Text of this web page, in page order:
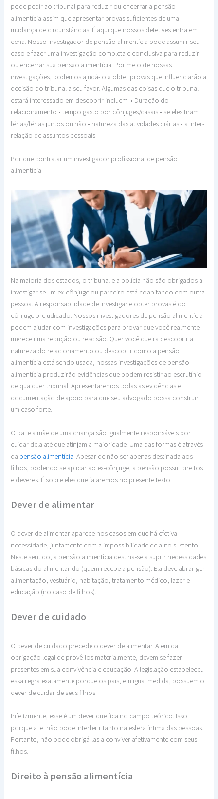
pode pedir ao tribunal para reduzir ou encerrar a pensão
alimentícia assim que apresentar provas suficientes de uma
mudança de circunstâncias. É aqui que nossos detetives entra em
cena. Nosso investigador de pensão alimentícia pode assumir seu
caso e fazer uma investigação completa e conclusiva para reduzir
ou encerrar sua pensão alimentícia. Por meio de nossas
investigações, podemos ajudá-lo a obter provas que influenciarão a
decisão do tribunal a seu favor. Algumas das coisas que o tribunal
estará interessado em descobrir incluem: • Duração do
relacionamento • tempo gasto por cônjuges/casais • se eles tiram
férias/férias juntos ou não • natureza das atividades diárias • a inter-
relação de assuntos pessoais
Por que contratar um investigador profissional de pensão
alimentícia
Na maioria dos estados, o tribunal e a polícia não são obrigados a
investigar se um ex-cônjuge ou parceiro está coabitando com outra
pessoa. A responsabilidade de investigar e obter provas é do
cônjuge prejudicado. Nossos investigadores de pensão alimentícia
podem ajudar com investigações para provar que você realmente
merece uma redução ou rescisão. Quer você queira descobrir a
natureza do relacionamento ou descobrir como a pensão
alimentícia está sendo usada, nossas investigações de pensão
alimentícia produzirão evidências que podem resistir ao escrutínio
de qualquer tribunal. Apresentaremos todas as evidências e
documentação de apoio para que seu advogado possa construir
um caso forte.
O pai e a mãe de uma criança são igualmente responsáveis por
cuidar dela até que atinjam a maioridade. Uma das formas é através
da pensão alimentícia . Apesar de não ser apenas destinada aos
filhos, podendo se aplicar ao ex-cônjuge, a pensão possui direitos
e deveres. É sobre eles que falaremos no presente texto.
Dever de alimentar
O dever de alimentar aparece nos casos em que há efetiva
necessidade, juntamente com a impossibilidade de auto sustento.
Neste sentido, a pensão alimentícia destina-se a suprir necessidades
básicas do alimentando (quem recebe a pensão). Ela deve abranger
alimentação, vestuário, habitação, tratamento médico, lazer e
educação (no caso de filhos).
Dever de cuidado
O dever de cuidado precede o dever de alimentar. Além da
obrigação legal de provê-los materialmente, devem se fazer
presentes em sua convivência e educação. A legislação estabeleceu
essa regra exatamente porque os pais, em igual medida, possuem o
dever de cuidar de seus filhos.
Infelizmente, esse é um dever que fica no campo teórico. Isso
porque a lei não pode interferir tanto na esfera íntima das pessoas.
Portanto, não pode obrigá-las a conviver afetivamente com seus
filhos.
Direito à pensão alimentícia